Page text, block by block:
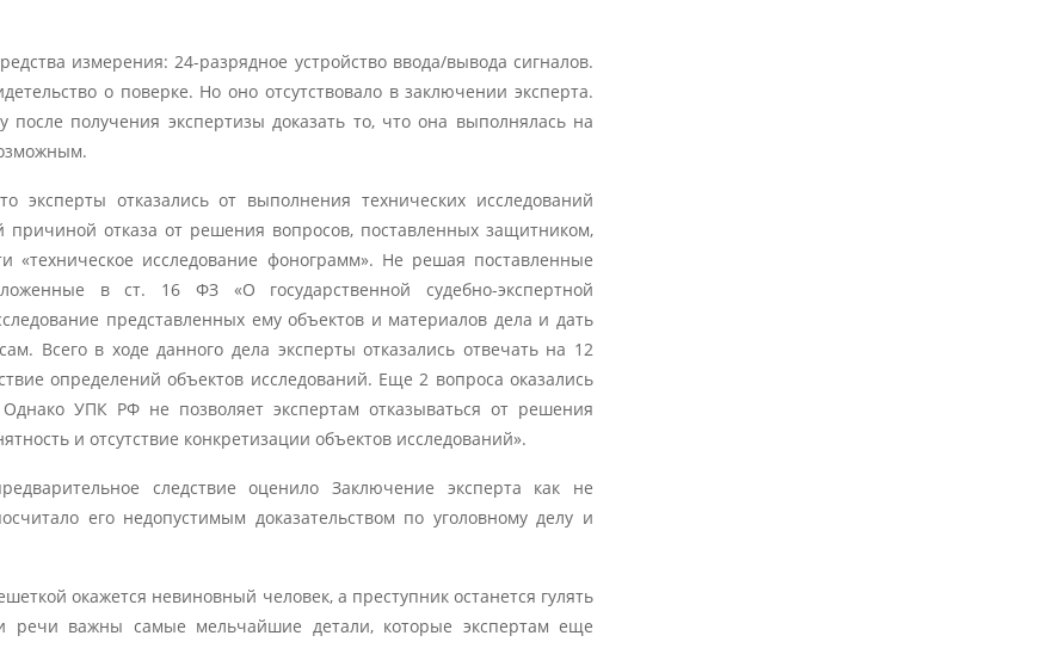
измерения: 24-разрядное устройство ввода/вывода сигналов.
о поверке. Но оно отсутствовало в заключении эксперта.
получения экспертизы доказать то, что она выполнялась на
отказались от выполнения технических исследований
отказа от решения вопросов, поставленных защитником,
«техническое исследование фонограмм». Не решая поставленные
в ст. 16 ФЗ «О государственной судебно-экспертной
представленных ему объектов и материалов дела и дать
Всего в ходе данного дела эксперты отказались отвечать на 12
определений объектов исследований. Еще 2 вопроса оказались
УПК РФ не позволяет экспертам отказываться от решения
и отсутствие конкретизации объектов исследований».
следствие оценило Заключение эксперта как не
его недопустимым доказательством по уголовному делу и
окажется невиновный человек, а преступник останется гулять
речи важны самые мельчайшие детали, которые экспертам еще